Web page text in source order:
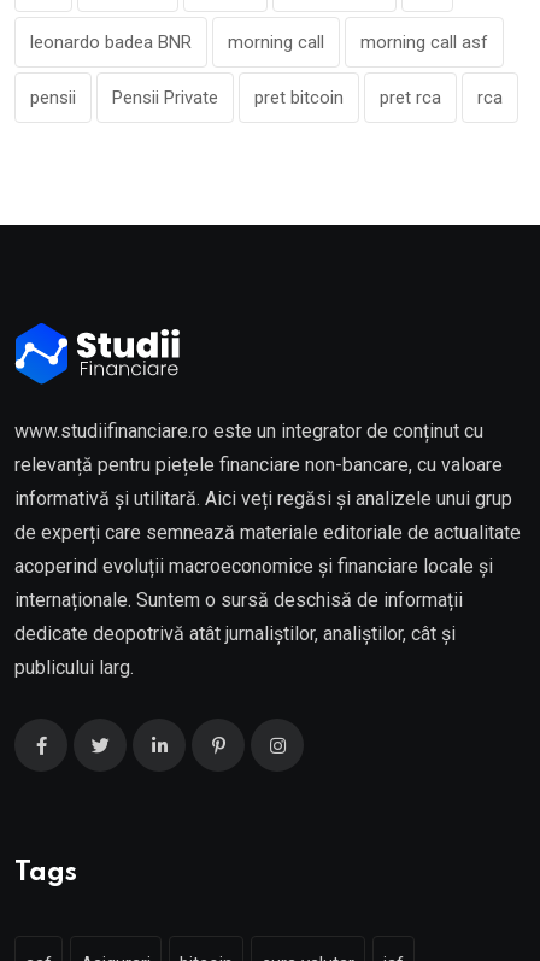
leonardo badea BNR morning call morning call asf
pensii Pensii Private pret bitcoin pret rca rca
www.studiifinanciare.ro este un integrator de conținut cu
relevanță pentru piețele financiare non-bancare, cu valoare
informativă și utilitară. Aici veți regăsi și analizele unui grup
de experți care semnează materiale editoriale de actualitate
acoperind evoluții macroeconomice și financiare locale și
internaționale. Suntem o sursă deschisă de informații
dedicate deopotrivă atât jurnaliștilor, analiștilor, cât și
publicului larg.
Tags